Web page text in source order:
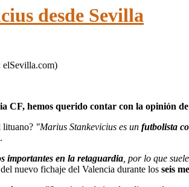
desde Sevilla
elSevilla.com)
hemos querido contar con la opinión
lituano? "Marius Stankevicius es un futbolista
.
importantes en la retaguardia , por lo que suele
nuevo fichaje del Valencia durante los seis